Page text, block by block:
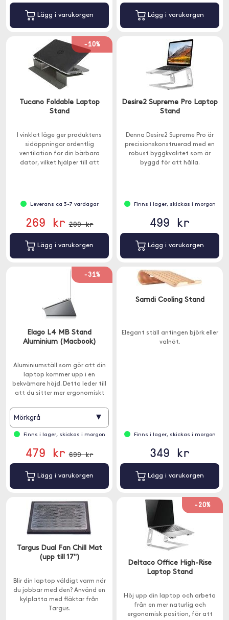
Lägg i varukorgen Lägg i varukorgen
-10%
Tucano Foldable Laptop
Stand
I vinklat läge ger produktens
sidöppningar ordentlig
ventilation för din bärbara
dator, vilket hjälper till att
Leverans ca 3-7 vardagar
269 kr 299 kr
Lägg i varukorgen
Desire2 Supreme Pro Laptop
Stand
Denna Desire2 Supreme Pro är
precisionskonstruerad med en
robust byggkvalitet som är
byggd för att hålla.
Finns i lager, skickas i morgon
499 kr
Lägg i varukorgen
-31%
Elago L4 MB Stand
Aluminium (Macbook)
Aluminiumställ som gör att din
laptop kommer upp i en
bekvämare höjd. Detta leder till
att du sitter mer ergonomiskt
Mörkgrå ▾
Finns i lager, skickas i morgon
479 kr 699 kr
Lägg i varukorgen
Samdi Cooling Stand
Elegant ställ antingen björk eller
valnöt.
Finns i lager, skickas i morgon
349 kr
Lägg i varukorgen
Targus Dual Fan Chill Mat
(upp till 17")
Blir din laptop väldigt varm när
du jobbar med den? Använd en
kylplatta med fläktar från
Targus.
-20%
Deltaco Office High-Rise
Laptop Stand
Höj upp din laptop och arbeta
från en mer naturlig och
ergonomisk position, för att